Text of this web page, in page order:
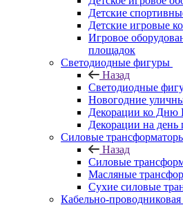
Детские
Детские игровые
Игровое
площадок
Светодиодные фигуры
Назад
Светодиодные
Новогодние
Декорации ко Дню
Декорации на день
Силовые
Назад
Силовые
Масляные
Сухие силовые
Кабельно-